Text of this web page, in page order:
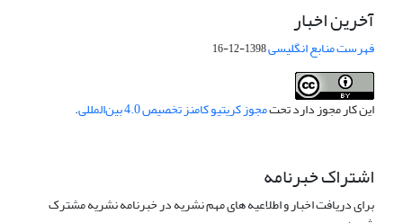
آخرین اخبار
فهرست منابع انگلیسی1398-12-16
این کار مجوز دارد تحتمجوز کریتیو کامنز تخصیص 4.0 بین‌المللی .
اشتراک خبرنامه
برای دریافت اخبار و اطلاعیه های مهم نشریه در خبرنامه نشریه مشترک